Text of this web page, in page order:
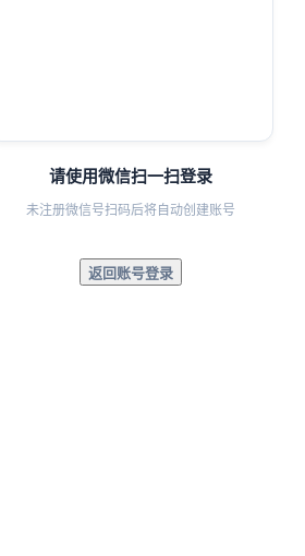
请使用微信扫一扫登录
未注册微信号扫码后将自动创建账号
返回账号登录